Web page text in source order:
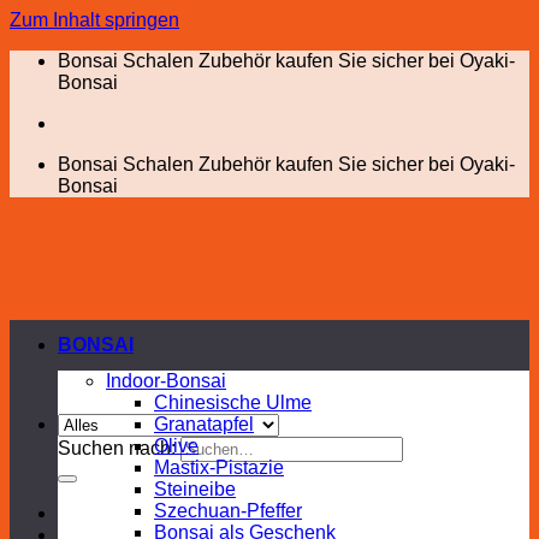
Zum Inhalt springen
Bonsai Schalen Zubehör kaufen Sie sicher bei Oyaki-
Bonsai
Bonsai Schalen Zubehör kaufen Sie sicher bei Oyaki-
Bonsai
Suchen nach:
BONSAI
Indoor-Bonsai
Chinesische Ulme
Granatapfel
Olive
Mastix-Pistazie
Steineibe
Szechuan-Pfeffer
Bonsai als Geschenk